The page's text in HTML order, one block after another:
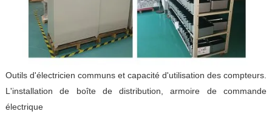
Outils d'électricien communs et capacité d'utilisation des compteurs.
L'installation de boîte de distribution, armoire de commande
électrique